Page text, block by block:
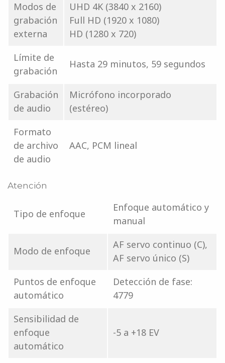
Modos de
grabación
externa
UHD 4K (3840 x 2160)
Full HD (1920 x 1080)
HD (1280 x 720)
Límite de
grabación
Hasta 29 minutos, 59 segundos
Grabación
de audio
Micrófono incorporado
(estéreo)
Formato
de archivo
de audio
AAC, PCM lineal
Atención
Tipo de enfoque
Enfoque automático y
manual
Modo de enfoque
AF servo continuo (C),
AF servo único (S)
Puntos de enfoque
automático
Detección de fase:
4779
Sensibilidad de
enfoque
automático
-5 a +18 EV